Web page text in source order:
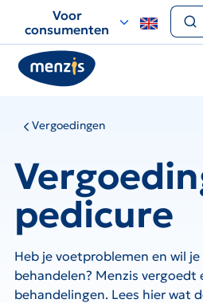
voor
snelle
navigatie
Voor
consumenten
Vergoedingen
pedicure
Heb je voetproblemen en wil
behandelen? Menzis vergoedt
behandelingen. Lees hier wat